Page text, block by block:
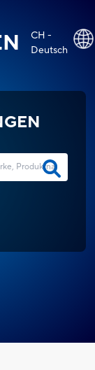
CH -
Deutsch